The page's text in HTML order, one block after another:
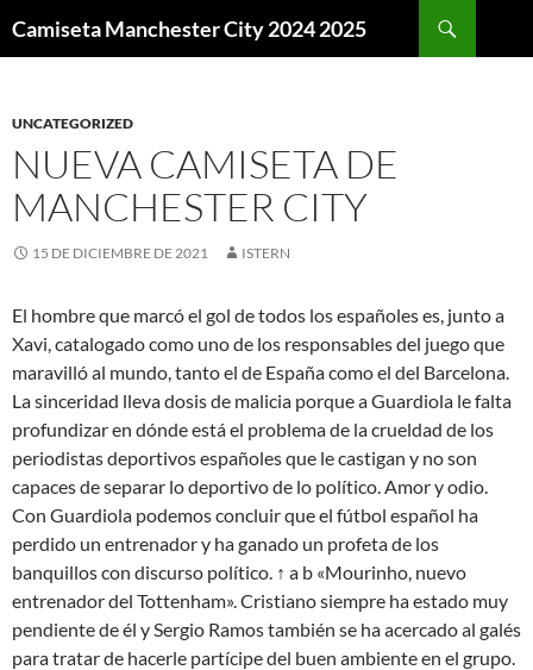
Camiseta Manchester City 2024 2025
UNCATEGORIZED
NUEVA CAMISETA DE
MANCHESTER CITY
15 DE DICIEMBRE DE 2021 ISTERN
El hombre que marcó el gol de todos los españoles es, junto a
Xavi, catalogado como uno de los responsables del juego que
maravilló al mundo, tanto el de España como el del Barcelona.
La sinceridad lleva dosis de malicia porque a Guardiola le falta
profundizar en dónde está el problema de la crueldad de los
periodistas deportivos españoles que le castigan y no son
capaces de separar lo deportivo de lo político. Amor y odio.
Con Guardiola podemos concluir que el fútbol español ha
perdido un entrenador y ha ganado un profeta de los
banquillos con discurso político. ↑ a b «Mourinho, nuevo
entrenador del Tottenham». Cristiano siempre ha estado muy
pendiente de él y Sergio Ramos también se ha acercado al galés
para tratar de hacerle partícipe del buen ambiente en el grupo.